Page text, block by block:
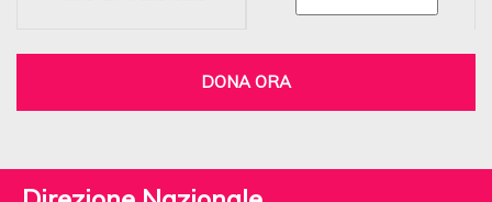
DONA ORA